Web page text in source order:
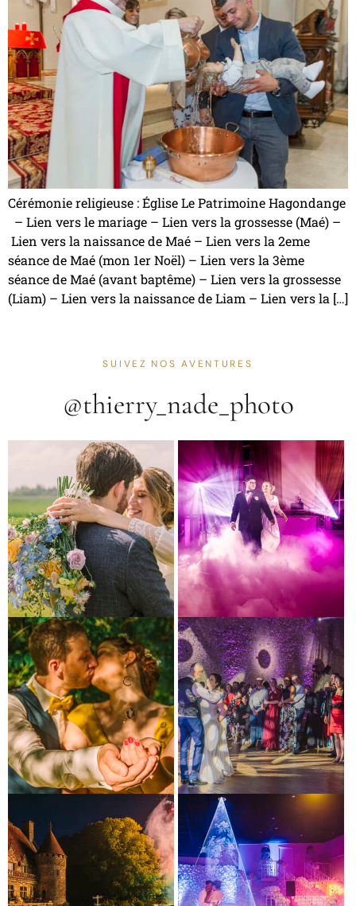
Cérémonie religieuse : Église Le Patrimoine Hagondange
– Lien vers le mariage – Lien vers la grossesse (Maé) –
Lien vers la naissance de Maé – Lien vers la 2eme
séance de Maé (mon 1er Noël) – Lien vers la 3ème
séance de Maé (avant baptême) – Lien vers la grossesse
(Liam) – Lien vers la naissance de Liam – Lien vers la […]
SUIVEZ NOS AVENTURES
@thierry_nade_photo